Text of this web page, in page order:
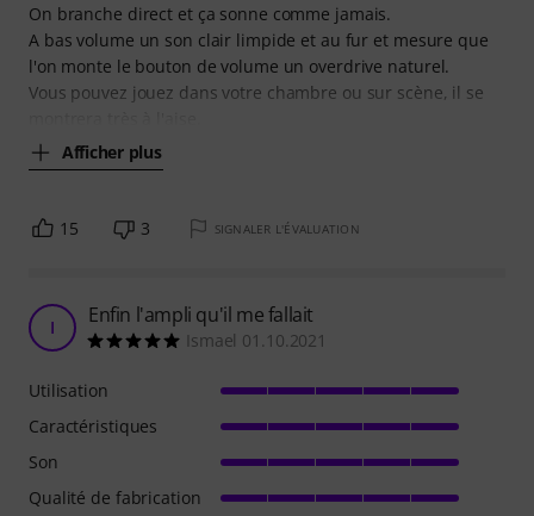
On branche direct et ça sonne comme jamais.
A bas volume un son clair limpide et au fur et mesure que
l'on monte le bouton de volume un overdrive naturel.
Vous pouvez jouez dans votre chambre ou sur scène, il se
Afficher plus
15 3 SIGNALER L'ÉVALUATION
I Enfin l'ampli qu'il me fallait
Ismael 01.10.2021
Utilisation
Caractéristiques
Son
Qualité de fabrication